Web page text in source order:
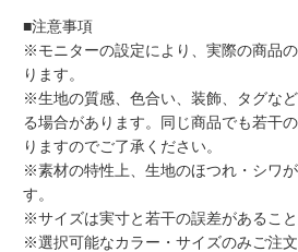
■注意事項
※モニターの設定により、実際の商品
ります。
※生地の質感、色合い、装飾、タグな
る場合があります。同じ商品でも若干
りますのでご了承ください。
※素材の特性上、生地のほつれ・シワ
す。
※サイズは実寸と若干の誤差があること
※選択可能なカラー・サイズのみご注文